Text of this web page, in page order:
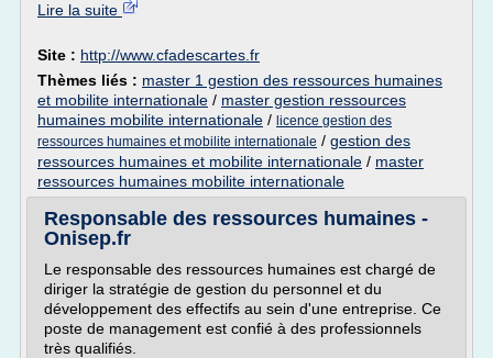
Lire la suite
Site : http://www.cfadescartes.fr
Thèmes liés : master 1 gestion des ressources humaines
et mobilite internationale / master gestion ressources
humaines mobilite internationale / licence gestion des
ressources humaines et mobilite internationale / gestion des
ressources humaines et mobilite internationale / master
ressources humaines mobilite internationale
Responsable des ressources humaines -
Onisep.fr
Le responsable des ressources humaines est chargé de
diriger la stratégie de gestion du personnel et du
développement des effectifs au sein d'une entreprise. Ce
poste de management est confié à des professionnels
très qualifiés.